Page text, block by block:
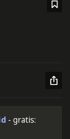
- gratis: